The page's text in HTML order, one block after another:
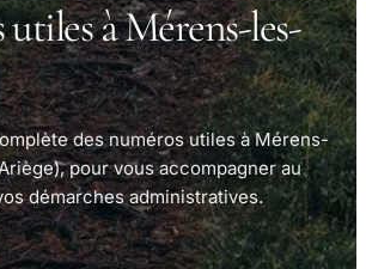
à Mérens-les-
des numéros utiles à Mérens-
pour vous accompagner au
démarches administratives.